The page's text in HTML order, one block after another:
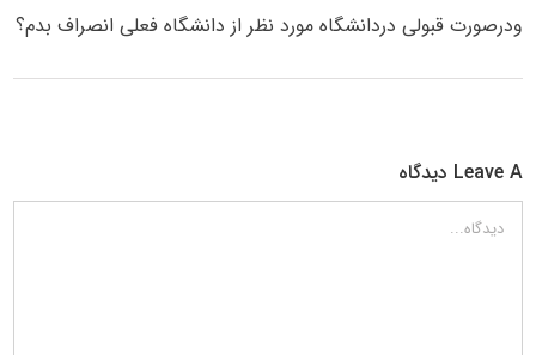
ودرصورت قبولی دردانشگاه مورد نظر از دانشگاه فعلی انصراف بدم؟
Leave A دیدگاه
دیدگاه